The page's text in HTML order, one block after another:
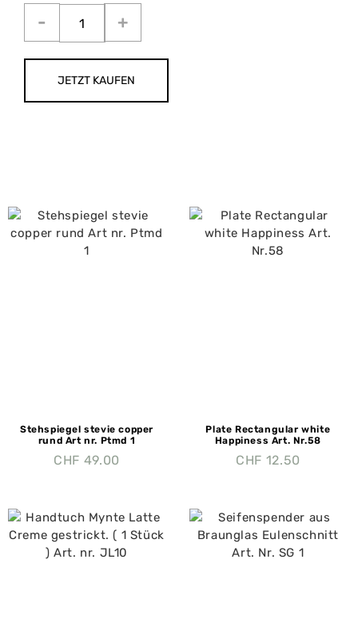
JETZT KAUFEN
Stehspiegel stevie copper
rund Art nr. Ptmd 1
CHF 49.00
Plate Rectangular white
Happiness Art. Nr.58
CHF 12.50